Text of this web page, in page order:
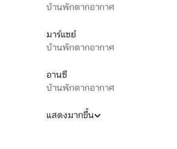
บ้านพักตากอากาศ
มาร์แซย์
บ้านพักตากอากาศ
อานซี
บ้านพักตากอากาศ
แสดงมากขึ้น